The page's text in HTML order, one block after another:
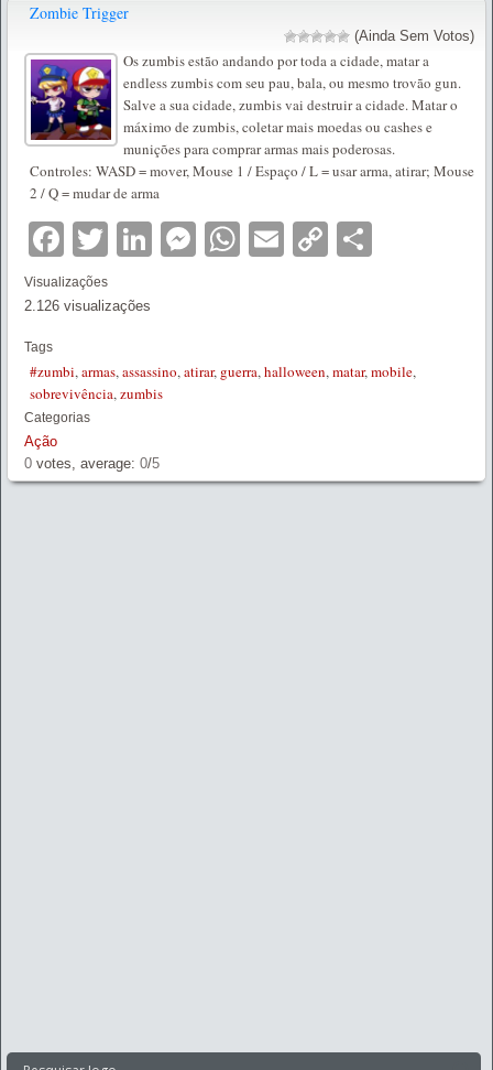
Zombie Trigger
(Ainda Sem Votos)
Os zumbis estão andando por toda a cidade, matar a
endless zumbis com seu pau, bala, ou mesmo trovão gun.
Salve a sua cidade, zumbis vai destruir a cidade. Matar o
máximo de zumbis, coletar mais moedas ou cashes e
munições para comprar armas mais poderosas.
Controles: WASD = mover, Mouse 1 / Espaço / L = usar arma, atirar; Mouse
2 / Q = mudar de arma
Facebook
TwitterLinkedIn
Messenger
WhatsApp
EmailCopy
Visualizações
2.126 visualizações
Tags
#zumbi,armas,assassino,atirar, guerra,halloween,matar,mobile,
sobrevivência,zumbis
Categorias
Ação
0 votes, average: 0/5